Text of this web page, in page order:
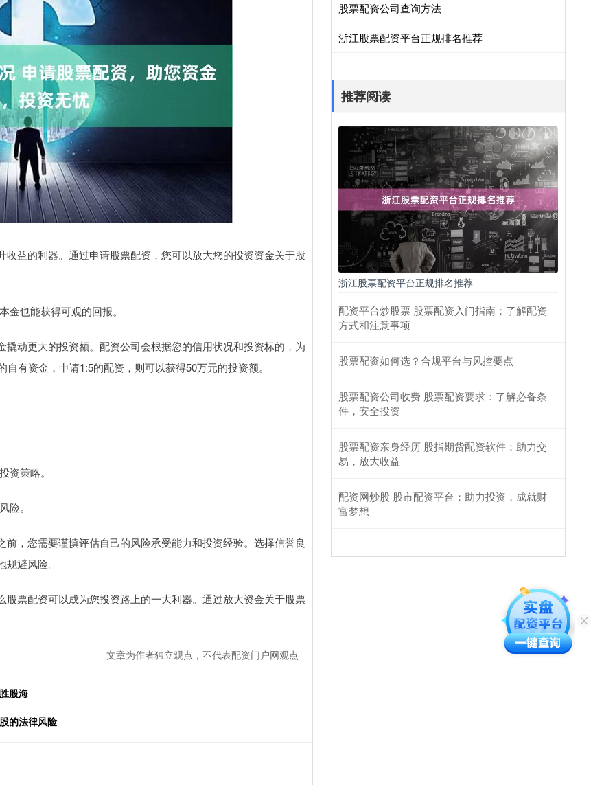
益的利器。通过申请股票配资，您可以放大您的投资资金关于股
也能获得可观的回报。
动更大的投资额。配资公司会根据您的信用状况和投资标的，为
有资金，申请1:5的配资，则可以获得50万元的投资额。
资策略。
险。
，您需要谨慎评估自己的风险承受能力和投资经验。选择信誉良
避风险。
票配资可以成为您投资路上的一大利器。通过放大资金关于股票
文章为作者独立观点，不代表配资门户网观点
股海
的法律风险
股票配资公司查询方法
浙江股票配资平台正规排名推荐
推荐阅读
浙江股票配资平台正规排名推荐
配资平台炒股票 股票配资入门指南：了解配资
方式和注意事项
股票配资如何选？合规平台与风控要点
股票配资公司收费 股票配资要求：了解必备条
件，安全投资
股票配资亲身经历 股指期货配资软件：助力交
易，放大收益
配资网炒股 股市配资平台：助力投资，成就财
富梦想